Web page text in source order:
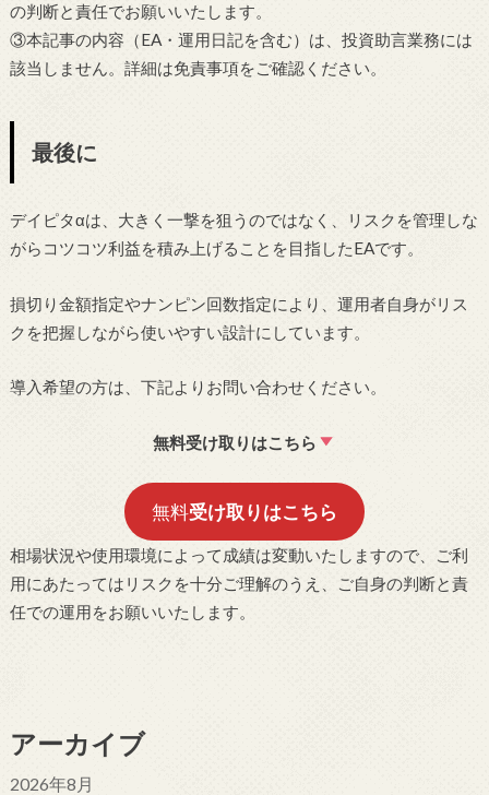
の判断と責任でお願いいたします。
③本記事の内容（EA・運用日記を含む）は、投資助言業務には
該当しません。詳細は免責事項をご確認ください。
最後に
デイピタαは、大きく一撃を狙うのではなく、リスクを管理しな
がらコツコツ利益を積み上げることを目指したEAです。
損切り金額指定やナンピン回数指定により、運用者自身がリス
クを把握しながら使いやすい設計にしています。
導入希望の方は、下記よりお問い合わせください。
無料受け取りはこちら
無料受け取りはこちら
相場状況や使用環境によって成績は変動いたしますので、ご利
用にあたってはリスクを十分ご理解のうえ、ご自身の判断と責
任での運用をお願いいたします。
アーカイブ
2026年8月